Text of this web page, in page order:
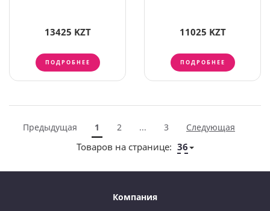
13425 KZT
ПОДРОБНЕЕ
11025 KZT
ПОДРОБНЕЕ
Предыдущая 1 2 ... 3 Следующая
Товаров на странице: 36
Компания